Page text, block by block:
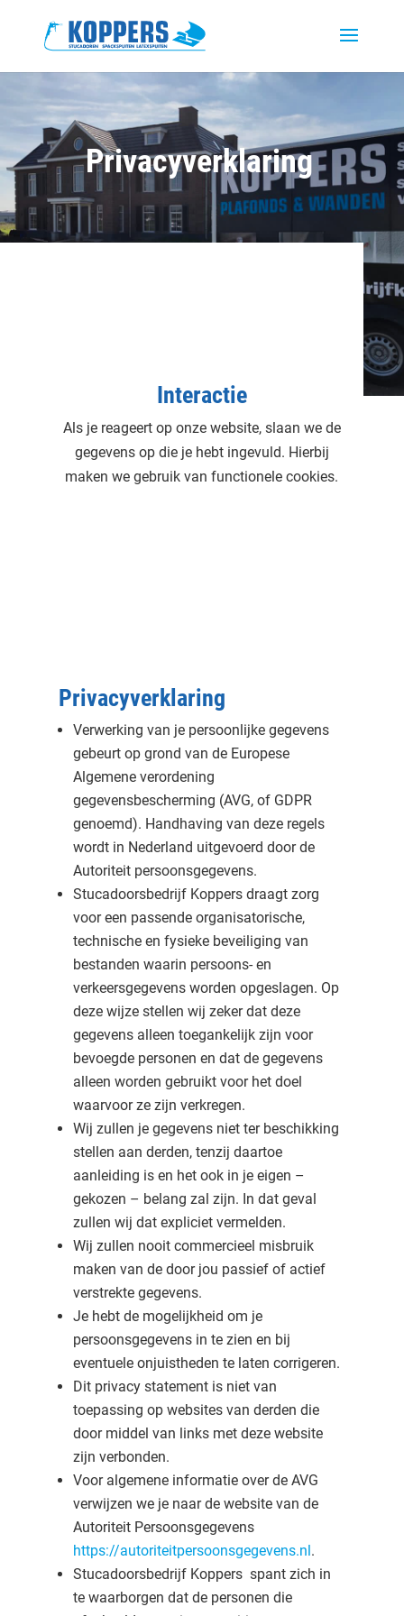
Privacyverklaring
Interactie
Als je reageert op onze website, slaan we de
gegevens op die je hebt ingevuld. Hierbij
maken we gebruik van functionele cookies.
Privacyverklaring
Verwerking van je persoonlijke gegevens
gebeurt op grond van de Europese
Algemene verordening
gegevensbescherming (AVG, of GDPR
genoemd). Handhaving van deze regels
wordt in Nederland uitgevoerd door de
Autoriteit persoonsgegevens.
Stucadoorsbedrijf Koppers draagt zorg
voor een passende organisatorische,
technische en fysieke beveiliging van
bestanden waarin persoons- en
verkeersgegevens worden opgeslagen. Op
deze wijze stellen wij zeker dat deze
gegevens alleen toegankelijk zijn voor
bevoegde personen en dat de gegevens
alleen worden gebruikt voor het doel
waarvoor ze zijn verkregen.
Wij zullen je gegevens niet ter beschikking
stellen aan derden, tenzij daartoe
aanleiding is en het ook in je eigen –
gekozen – belang zal zijn. In dat geval
zullen wij dat expliciet vermelden.
Wij zullen nooit commercieel misbruik
maken van de door jou passief of actief
verstrekte gegevens.
Je hebt de mogelijkheid om je
persoonsgegevens in te zien en bij
eventuele onjuistheden te laten corrigeren.
Dit privacy statement is niet van
toepassing op websites van derden die
door middel van links met deze website
zijn verbonden.
Voor algemene informatie over de AVG
verwijzen we je naar de website van de
Autoriteit Persoonsgegevens
https://autoriteitpersoonsgegevens.nl.
Stucadoorsbedrijf Koppers spant zich in
te waarborgen dat de personen die